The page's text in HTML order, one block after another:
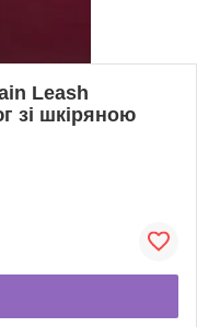
Leash
зі шкіряною